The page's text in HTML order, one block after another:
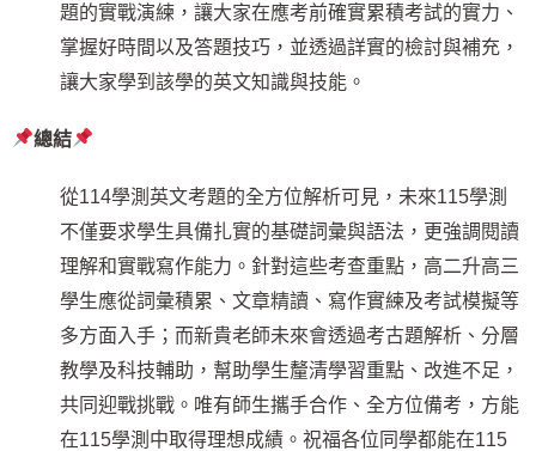
題的實戰演練，讓大家在應考前確實累積考試的實力、
掌握好時間以及答題技巧，並透過詳實的檢討與補充，
讓大家學到該學的英文知識與技能。
總結
從114學測英文考題的全方位解析可見，未來115學測
不僅要求學生具備扎實的基礎詞彙與語法，更強調閱讀
理解和實戰寫作能力。針對這些考查重點，高二升高三
學生應從詞彙積累、文章精讀、寫作實練及考試模擬等
多方面入手；而新貴老師未來會透過考古題解析、分層
教學及科技輔助，幫助學生釐清學習重點、改進不足，
共同迎戰挑戰。唯有師生攜手合作、全方位備考，方能
在115學測中取得理想成績。祝福各位同學都能在115